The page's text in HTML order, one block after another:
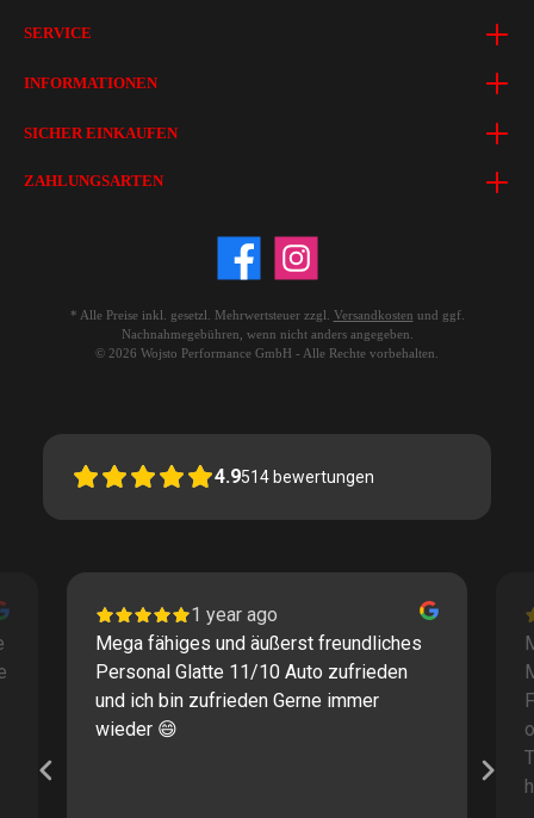
SERVICE
INFORMATIONEN
SICHER EINKAUFEN
ZAHLUNGSARTEN
* Alle Preise inkl. gesetzl. Mehrwertsteuer zzgl. Versandkosten und ggf.
Nachnahmegebühren, wenn nicht anders angegeben.
© 2026 Wojsto Performance GmbH - Alle Rechte vorbehalten.
4.9514 bewertungen
1 year ago
Mega fähiges und äußerst freundliches
Personal Glatte 11/10 Auto zufrieden
und ich bin zufrieden Gerne immer
wieder 😄